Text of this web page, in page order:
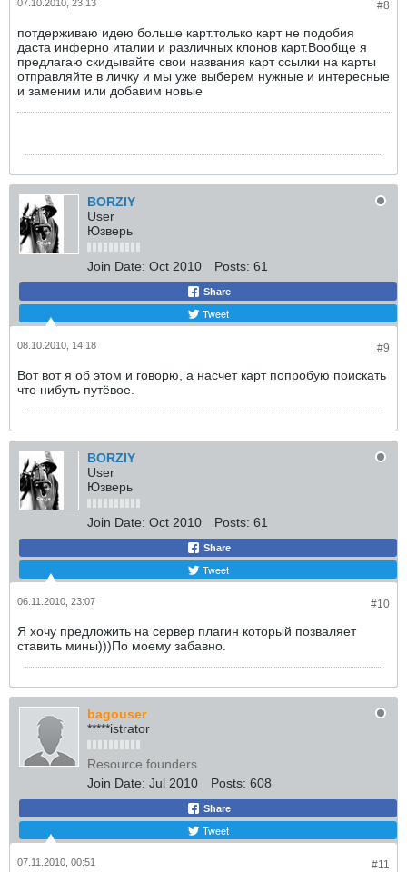
#8
07.10.2010, 23:13
потдерживаю идею больше карт.только карт не подобия
даста инферно италии и различных клонов карт.Вообще я
предлагаю скидывайте свои названия карт ссылки на карты
отправляйте в личку и мы уже выберем нужные и интересные
и заменим или добавим новые
BORZIY
User
Юзверь
Join Date: Oct 2010 Posts: 61
Share
Tweet
#9
08.10.2010, 14:18
Вот вот я об этом и говорю, а насчет карт попробую поискать
что нибуть путёвое.
BORZIY
User
Юзверь
Join Date: Oct 2010 Posts: 61
Share
Tweet
#10
06.11.2010, 23:07
Я хочу предложить на сервер плагин который позваляет
ставить мины)))По моему забавно.
bagouser
*****istrator
Resource founders
Join Date: Jul 2010 Posts: 608
Share
Tweet
#11
07.11.2010, 00:51